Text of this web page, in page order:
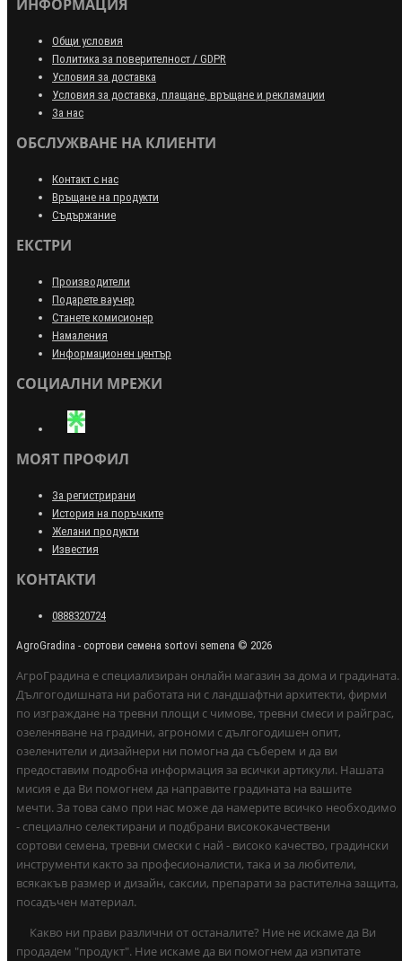
ИНФОРМАЦИЯ
Общи условия
Политика за поверителност / GDPR
Условия за доставка
Условия за доставка, плащане, връщане и рекламации
За нас
ОБСЛУЖВАНЕ НА КЛИЕНТИ
Контакт с нас
Връщане на продукти
Съдържание
ЕКСТРИ
Производители
Подарете ваучер
Станете комисионер
Намаления
Информационен център
СОЦИАЛНИ МРЕЖИ
МОЯТ ПРОФИЛ
За регистрирани
История на поръчките
Желани продукти
Известия
КОНТАКТИ
0888320724
AgroGradina - сортови семена sortovi semena © 2026
АгроГрадина е специализиран онлайн магазин за дома и градината.
Дългогодишната ни работата ни с ландшафтни архитекти, фирми
по изграждане на тревни площи с чимове, тревни смеси и райграс,
озеленяване на градини, агрономи с дългогодишен опит,
озеленители и дизайнери ни помогна да съберем и да ви
предоставим подробна информация за всички артикули. Нашата
мисия е да Ви помогнем да направите градината на вашите
мечти. За това само при нас може да намерите всичко необходимо
- специално селектирани и подбрани висококачествени
сортови семена, тревни смески с най - високо качество, градински
инструменти както за професионалисти, така и за любители,
всякакъв размер и дизайн, саксии, препарати за растителна защита,
посадъчен материал.
Какво ни прави различни от останалите? Ние не искаме да Ви
продадем "продукт". Ние искаме да ви помогнем да изпитате